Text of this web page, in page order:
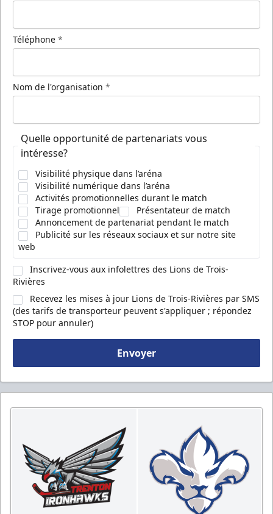
Téléphone *
Nom de l'organisation *
Quelle opportunité de partenariats vous
intéresse?
Visibilité physique dans l’aréna
Visibilité numérique dans l’aréna
Activités promotionnelles durant le match
Tirage promotionnel
Présentateur de match
Annoncement de partenariat pendant le match
Publicité sur les réseaux sociaux et sur notre site
web
Inscrivez-vous aux infolettres des Lions de Trois-
Rivières
Recevez les mises à jour Lions de Trois-Rivières par SMS
(des tarifs de transporteur peuvent s'appliquer ; répondez
STOP pour annuler)
Envoyer